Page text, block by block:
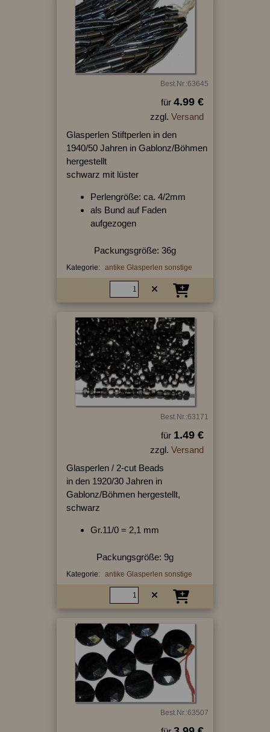
Best.Nr.:63645
für 4.99 €
zzgl. Versand
Glasperlen Stiftperlen in den
1940/50 Jahren in Gablonz/Böhmen
hergestellt
schwarz mit lüster
Perlengröße: ca. 4/2mm
als Bund auf Faden
aufgezogen
Packungsgröße: 36g
Kategorie: antike Glasperlen sonstige
Best.Nr.:63171
für 1.49 €
zzgl. Versand
Glasperlen / 2-cut Beads
in den 1920/30 Jahren in
Gablonz/Böhmen hergestellt,
schwarz
Gr.11/0 = 2,1 mm
Packungsgröße: 9g
Kategorie: antike Glasperlen sonstige
Best.Nr.:63507